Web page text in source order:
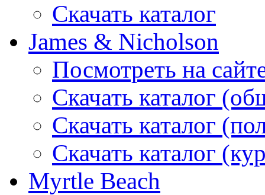
Скачать каталог
James & Nicholson
Посмотреть на
Скачать каталог
Скачать каталог
Скачать каталог
Myrtle Beach